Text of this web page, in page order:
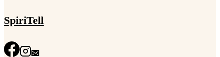
SpiriTell